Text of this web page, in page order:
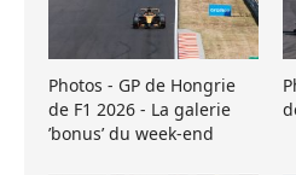
Photos - GP de Hongrie
de F1 2026 - La galerie
’bonus’ du week-end